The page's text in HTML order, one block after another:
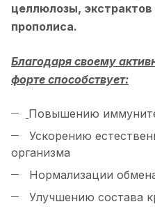
целлюлозы, экстрактов
прополиса.
Благодаря своему
форте способствует:
Повышению
Ускорению
организма
Нормализации
Улучшению состава